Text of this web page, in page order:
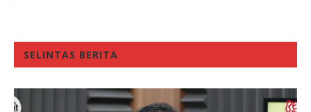
SELINTAS BERITA